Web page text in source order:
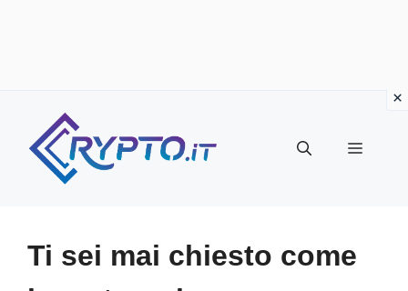
contenuto
Menu
Ti sei mai chiesto come